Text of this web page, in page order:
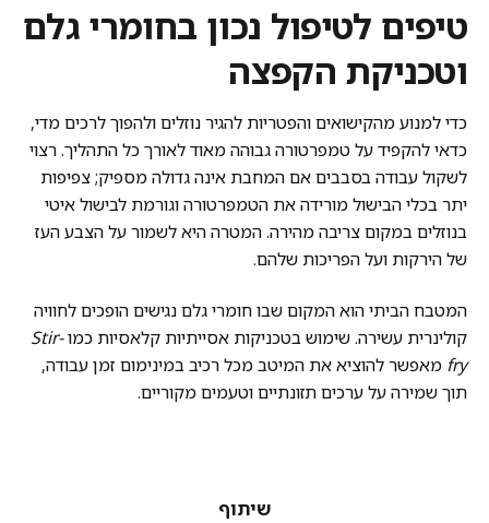
טיפים לטיפול נכון בחומרי גלם
וטכניקת הקפצה
כדי למנוע מהקישואים והפטריות להגיר נוזלים ולהפוך לרכים מדי,
כדאי להקפיד על טמפרטורה גבוהה מאוד לאורך כל התהליך. רצוי
לשקול עבודה בסבבים אם המחבת אינה גדולה מספיק; צפיפות
יתר בכלי הבישול מורידה את הטמפרטורה וגורמת לבישול איטי
בנוזלים במקום צריבה מהירה. המטרה היא לשמור על הצבע העז
של הירקות ועל הפריכות שלהם.
המטבח הביתי הוא המקום שבו חומרי גלם נגישים הופכים לחוויה
קולינרית עשירה. שימוש בטכניקות אסייתיות קלאסיות כמוStir-
fry מאפשר להוציא את המיטב מכל רכיב במינימום זמן עבודה,
תוך שמירה על ערכים תזונתיים וטעמים מקוריים.
שיתוף